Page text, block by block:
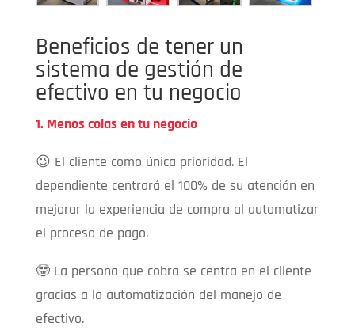
Beneficios de tener un
sistema de gestión de
efectivo en tu negocio
1. Menos colas en tu negocio
😉 El cliente como única prioridad. El
dependiente centrará el 100% de su atención en
mejorar la experiencia de compra al automatizar
el proceso de pago.
🤓 La persona que cobra se centra en el cliente
gracias a la automatización del manejo de
efectivo.